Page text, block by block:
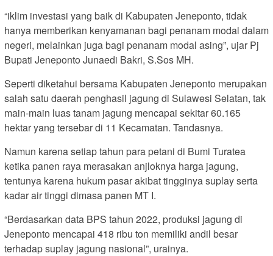
“iklim investasi yang baik di Kabupaten Jeneponto, tidak
hanya memberikan kenyamanan bagi penanam modal dalam
negeri, melainkan juga bagi penanam modal asing”, ujar Pj
Bupati Jeneponto Junaedi Bakri, S.Sos MH.
Seperti diketahui bersama Kabupaten Jeneponto merupakan
salah satu daerah penghasil jagung di Sulawesi Selatan, tak
main-main luas tanam jagung mencapai sekitar 60.165
hektar yang tersebar di 11 Kecamatan. Tandasnya.
Namun karena setiap tahun para petani di Bumi Turatea
ketika panen raya merasakan anjloknya harga jagung,
tentunya karena hukum pasar akibat tingginya suplay serta
kadar air tinggi dimasa panen MT I.
“Berdasarkan data BPS tahun 2022, produksi jagung di
Jeneponto mencapai 418 ribu ton memiliki andil besar
terhadap suplay jagung nasional”, urainya.